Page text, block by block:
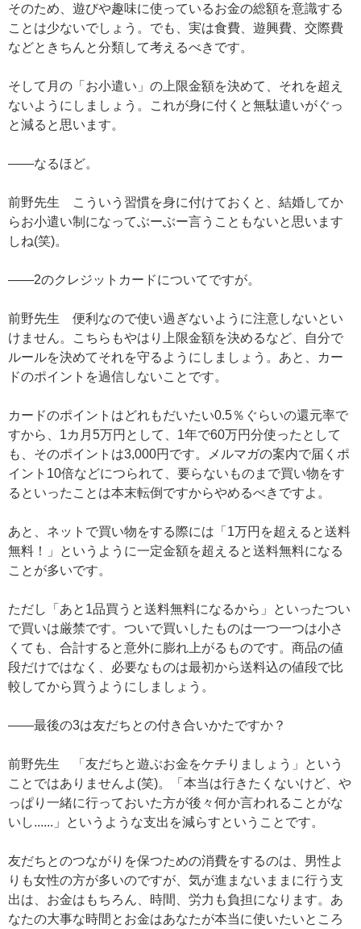
そのため、遊びや趣味に使っているお金の総額を意識する
ことは少ないでしょう。でも、実は食費、遊興費、交際費
などときちんと分類して考えるべきです。
そして月の「お小遣い」の上限金額を決めて、それを超え
ないようにしましょう。これが身に付くと無駄遣いがぐっ
と減ると思います。
——なるほど。
前野先生 こういう習慣を身に付けておくと、結婚してか
らお小遣い制になってぶーぶー言うこともないと思います
しね(笑)。
——2のクレジットカードについてですが。
前野先生 便利なので使い過ぎないように注意しないとい
けません。こちらもやはり上限金額を決めるなど、自分で
ルールを決めてそれを守るようにしましょう。あと、カー
ドのポイントを過信しないことです。
カードのポイントはどれもだいたい0.5％ぐらいの還元率で
すから、1カ月5万円として、1年で60万円分使ったとして
も、そのポイントは3,000円です。メルマガの案内で届くポ
イント10倍などにつられて、要らないものまで買い物をす
るといったことは本末転倒ですからやめるべきですよ。
あと、ネットで買い物をする際には「1万円を超えると送料
無料！」というように一定金額を超えると送料無料になる
ことが多いです。
ただし「あと1品買うと送料無料になるから」といったつい
で買いは厳禁です。ついで買いしたものは一つ一つは小さ
くても、合計すると意外に膨れ上がるものです。商品の値
段だけではなく、必要なものは最初から送料込の値段で比
較してから買うようにしましょう。
——最後の3は友だちとの付き合いかたですか？
前野先生 「友だちと遊ぶお金をケチりましょう」という
ことではありませんよ(笑)。「本当は行きたくないけど、や
っぱり一緒に行っておいた方が後々何か言われることがな
いし......」というような支出を減らすということです。
友だちとのつながりを保つための消費をするのは、男性よ
りも女性の方が多いのですが、気が進まないままに行う支
出は、お金はもちろん、時間、労力も負担になります。あ
なたの大事な時間とお金はあなたが本当に使いたいところ